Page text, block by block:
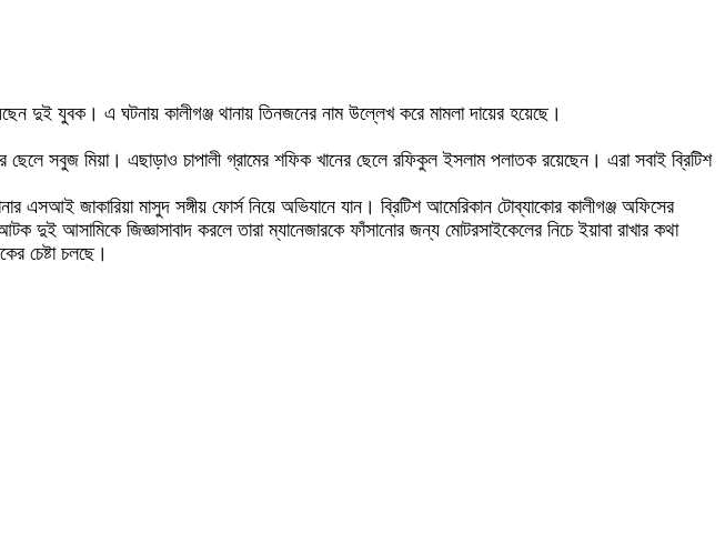
দুই যুবক। এ ঘটনায় কালীগঞ্জ থানায় তিনজনের নাম উল্লেখ করে মামলা দায়ের হয়েছে।
সবুজ মিয়া। এছাড়াও চাপালী গ্রামের শফিক খানের ছেলে রফিকুল ইসলাম পলাতক রয়েছেন। এরা সবাই ব্রিটিশ
এসআই জাকারিয়া মাসুদ সঙ্গীয় ফোর্স নিয়ে অভিযানে যান। ব্রিটিশ আমেরিকান টোব্যাকোর কালীগঞ্জ অফিসের
দুই আসামিকে জিজ্ঞাসাবাদ করলে তারা ম্যানেজারকে ফাঁসানোর জন্য মোটরসাইকেলের নিচে ইয়াবা রাখার কথা
চেষ্টা চলছে।